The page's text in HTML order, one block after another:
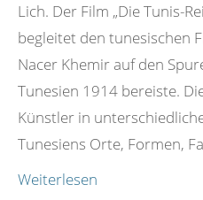
Lich. Der Film „Die Tunis-
begleitet den tunesischen
Nacer Khemir auf den
Tunesien 1914 bereiste.
Künstler in
Tunesiens Orte, Formen,
Weiterlesen